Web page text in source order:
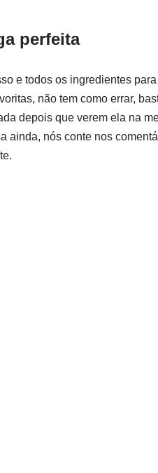
perfeita
e todos os ingredientes
não tem como errar,
depois que verem ela na
ainda, nós conte nos